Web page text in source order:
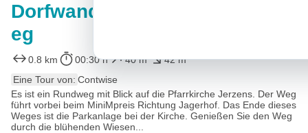
Dorfwanderung/Prozessionsw
eg
0.8 km 00:30 h 40 m
42 m
Eine Tour von: Contwise
Es ist ein Rundweg mit Blick auf die Pfarrkirche Jerzens. Der Weg
führt vorbei beim MiniMpreis Richtung Jagerhof. Das Ende dieses
Weges ist die Parkanlage bei der Kirche. Genießen Sie den Weg
durch die blühenden Wiesen...